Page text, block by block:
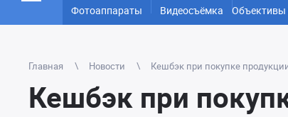
Фотоаппараты Видеосъёмка Объективы
Главная Новости Кешбэк при покупке
Кешбэк при